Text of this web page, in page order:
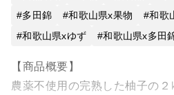
多田錦
和歌山県x果物
和歌
和歌山県xゆず
和歌山県x多田
【商品概要】
農薬不使用の完熟した柚子の